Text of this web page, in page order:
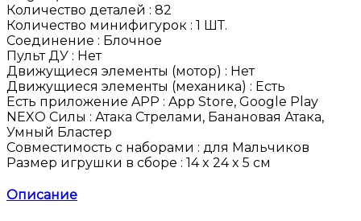
Количество деталей : 82
Количество минифигурок : 1 ШТ.
Соединение : Блочное
Пульт ДУ : Нет
Движущиеся элементы (мотор) : Нет
Движущиеся элементы (механика) : Есть
Есть приложение APP : App Store, Google Play
NEXO Силы : Атака Стрелами, Банановая Атака,
Умный Бластер
Совместимость с наборами : для Мальчиков
Размер игрушки в сборе : 14 x 24 x 5 см
Описание